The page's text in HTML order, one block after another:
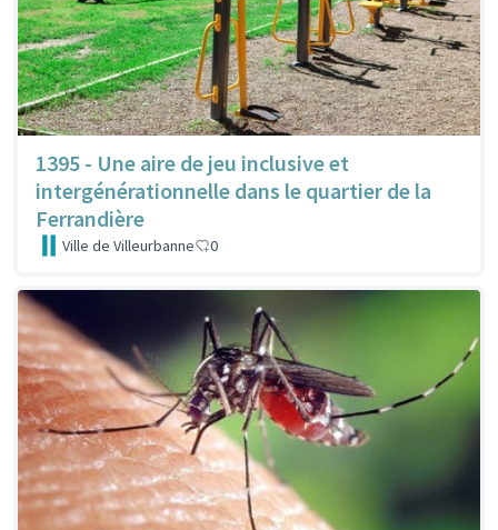
1395 - Une aire de jeu inclusive et
intergénérationnelle dans le quartier de la
Ferrandière
Ville de Villeurbanne 0